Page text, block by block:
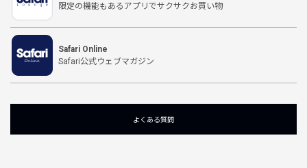
限定の機能もあるアプリでサクサクお買い物
Safari Online
Safari公式ウェブマガジン
よくある質問